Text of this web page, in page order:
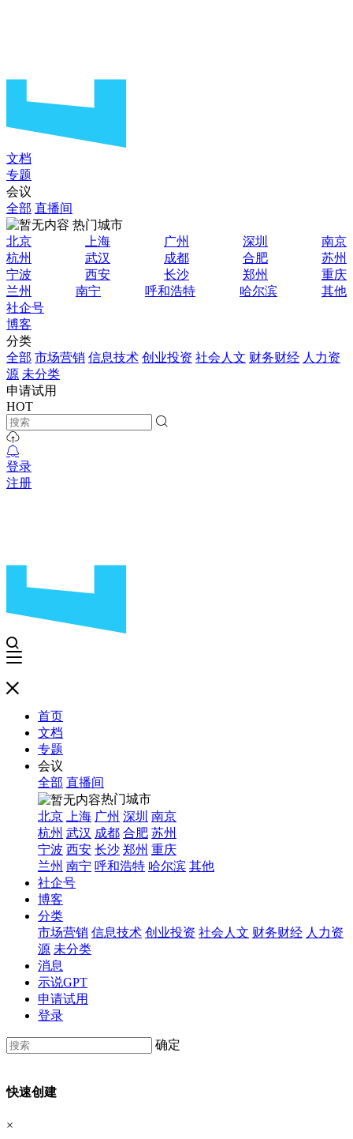
文档
专题
会议
全部 直播间
热门城市
北京
上海 广州 深圳
南京
杭州
武汉 成都 合肥
苏州
宁波
西安 长沙 郑州
重庆
兰州
南宁 呼和浩特 哈尔滨
其他
社企号
博客
分类
全部 市场营销 信息技术 创业投资 社会人文 财务财经 人力资
源 未分类
申请试用
HOT
登录
注册
首页
文档
专题
会议
全部 直播间
热门城市
北京
上海 广州 深圳 南京
杭州 武汉 成都 合肥 苏州
宁波 西安 长沙 郑州 重庆
兰州 南宁 呼和浩特 哈尔滨 其他
社企号
博客
分类
市场营销 信息技术 创业投资 社会人文 财务财经 人力资
源 未分类
消息
示说GPT
申请试用
登录
确定
快速创建
×